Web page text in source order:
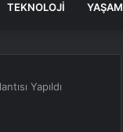
TEKNOLOJI YAŞAM
Yapıldı